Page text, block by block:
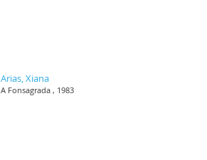
Arias, Xiana
A Fonsagrada , 1983